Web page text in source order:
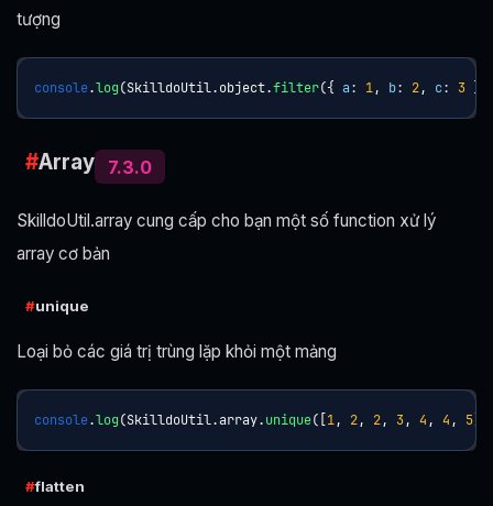
tượng
console.log(SkilldoUtil.object.filter({ a: 1, b: 2, c: 3
Array 7.3.0
SkilldoUtil.array cung cấp cho bạn một số function xử lý
array cơ bản
unique
Loại bỏ các giá trị trùng lặp khỏi một mảng
console.log(SkilldoUtil.array.unique( 1, 2, 2, 3 , 4 , 4 , 5
flatten